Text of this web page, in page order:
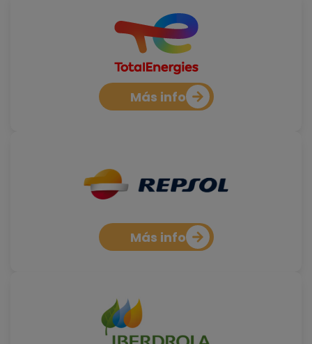
Más info
Más info